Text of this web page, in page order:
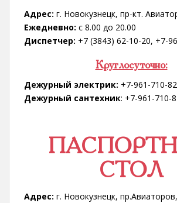
Адрес: г. Новокузнецк, пр-кт.
Ежедневно: с 8.00 до 20.00
Диспетчер: +7 (3843) 62-10-20, +7-
Круглосуточно:
Дежурный электрик: +7-961-710-
Дежурный сантехник: +7-961-710-
СТОЛ
Адрес: г. Новокузнецк,